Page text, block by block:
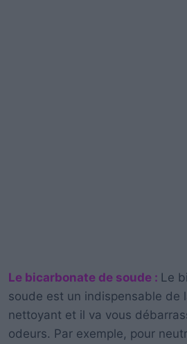
Le bicarbonate de soude : Le
soude est un indispensable de
nettoyant et il va vous
odeurs. Par exemple, pour